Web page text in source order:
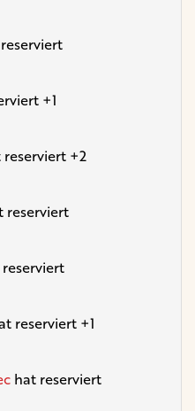
+1
reserviert +2
reserviert
reserviert +1
hat reserviert